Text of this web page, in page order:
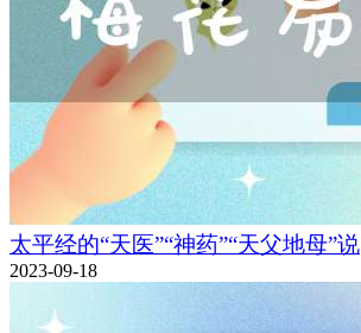
太平经的“天医”“神药”“天父地母”说
2023-09-18